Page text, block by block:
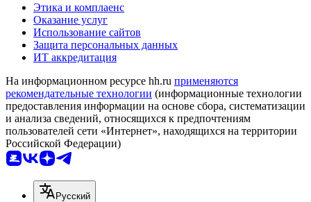
Этика и комплаенс
Оказание услуг
Использование сайтов
Защита персональных данных
ИТ аккредитация
На информационном ресурсе hh.ru применяются
рекомендательные технологии (информационные технологии
предоставления информации на основе сбора, систематизации
и анализа сведений, относящихся к предпочтениям
пользователей сети «Интернет», находящихся на территории
Российской Федерации)
Русский